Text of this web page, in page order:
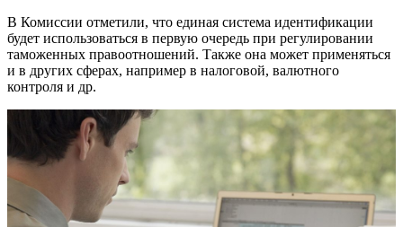
В Комиссии отметили, что единая система идентификации
будет использоваться в первую очередь при регулировании
таможенных правоотношений. Также она может применяться
и в других сферах, например в налоговой, валютного
контроля и др.